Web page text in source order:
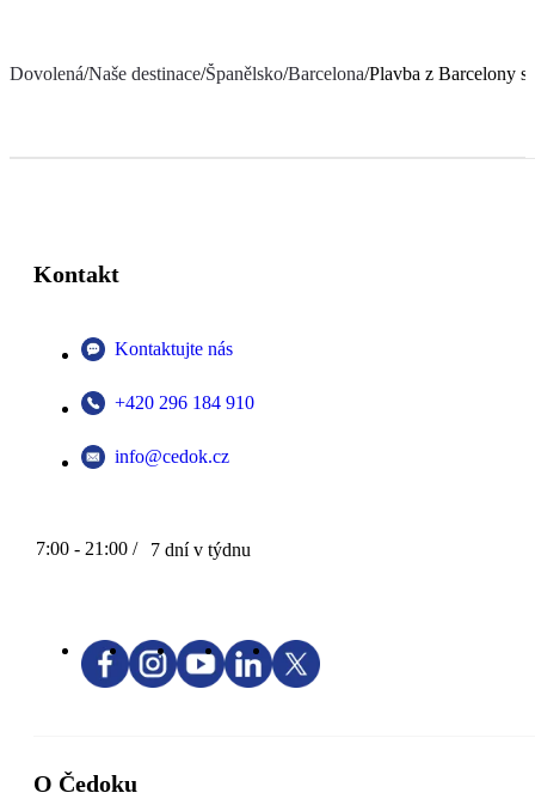
Dovolená/Naše destinace/Španělsko/Barcelona/Plavba z Barcelony s
Kontakt
Kontaktujte nás
+420 296 184 910
info@cedok.cz
7:00 - 21:00 / 7 dní v týdnu
O Čedoku